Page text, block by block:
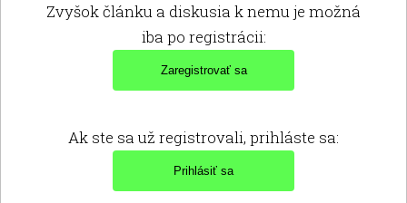
Zvyšok článku a diskusia k nemu je možná
iba po registrácii:
Ak ste sa už registrovali, prihláste sa: